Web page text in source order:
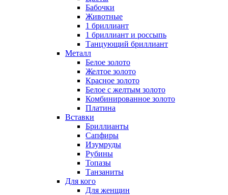
Бабочки
Животные
1 бриллиант
1 бриллиант и россыпь
Танцующий бриллиант
Металл
Белое золото
Желтое золото
Красное золото
Белое с желтым золото
Комбинированное золото
Платина
Вставки
Бриллианты
Сапфиры
Изумруды
Рубины
Топазы
Танзаниты
Для кого
Для женщин